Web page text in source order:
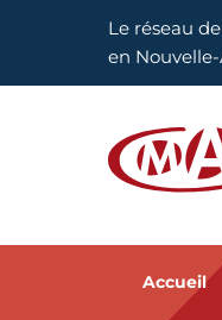
Aller en haut de page
Le réseau
en
Accueil